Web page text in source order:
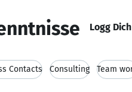
Logg
Contacts Consulting Team